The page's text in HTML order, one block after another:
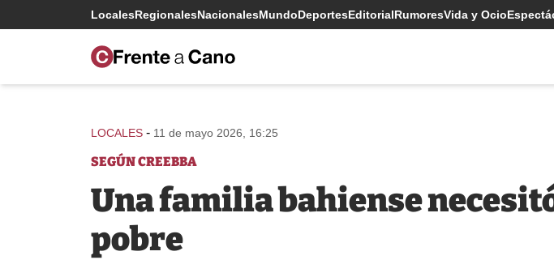
LocalesRegionalesNacionalesMundoDeportesEditorialRumoresVida y Ocio
LOCALES - 11 de mayo 2026, 16:25
SEGÚN CREEBBA
Una familia bahiense
pobre